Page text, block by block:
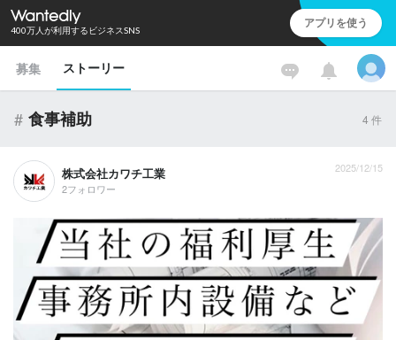
400万人が利用するビジネスSNS アプリを使う
募集 ストーリー
# 食事補助 4 件
株式会社カワチ工業
2フォロワー
2025/12/15